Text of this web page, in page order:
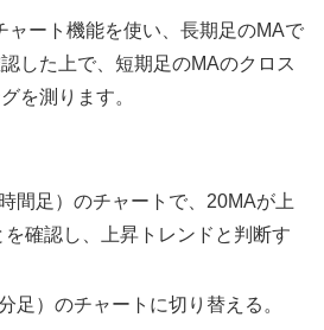
ャート機能を使い、長期足のMAで
した上で、短期足のMAのクロス
を測ります。
間足）のチャートで、20MAが上
を確認し、上昇トレンドと判断す
足）のチャートに切り替える。